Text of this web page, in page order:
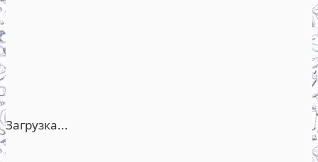
Загрузка...